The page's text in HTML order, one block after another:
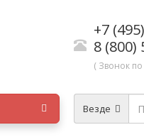
+7
8 (800)
( Звонок
Везде